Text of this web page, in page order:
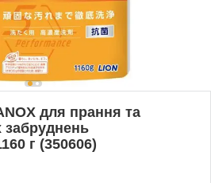
для прання та
забруднень
г (350606)